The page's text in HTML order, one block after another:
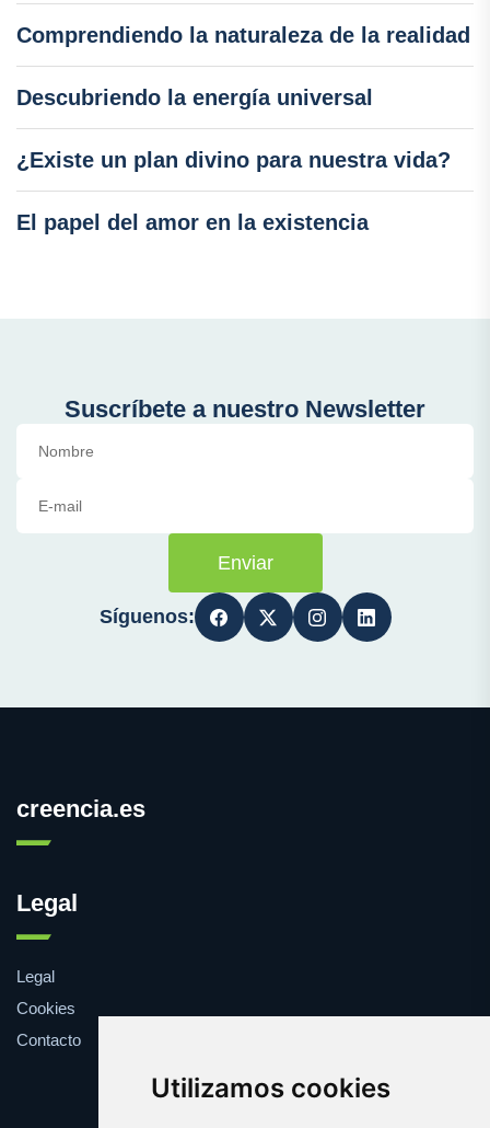
Utilizamos cookies
Comprendiendo la naturaleza de la realidad
Descubriendo la energía universal
¿Existe un plan divino para nuestra vida?
El papel del amor en la existencia
Suscríbete a nuestro Newsletter
Enviar
Síguenos:
creencia.es
Legal
Legal
Cookies
Contacto